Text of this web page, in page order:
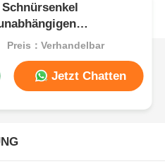
für die
Preis：Verhandelbar
Jetzt Chatten